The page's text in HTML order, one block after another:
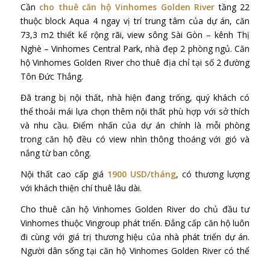
Cần cho thuê căn hộ Vinhomes Golden River tầng 22
thuộc block Aqua 4 ngay vị trí trung tâm của dự án, căn
73,3 m2 thiết kế rộng rãi, view sông Sài Gòn – kênh Thị
Nghè – Vinhomes Central Park, nhà đẹp 2 phòng ngủ. Căn
hộ Vinhomes Golden River cho thuê địa chỉ tại số 2 đường
Tôn Đức Thắng.
Đã trang bị nội thất, nhà hiện đang trống, quý khách có
thể thoải mái lựa chọn thêm nội thất phù hợp với sở thích
và nhu cầu. Điểm nhấn của dự án chính là mỗi phòng
trong căn hộ đều có view nhìn thông thoáng với gió và
nắng từ ban công.
Nội thất cao cấp giá 1900 USD/tháng, có thương lượng
với khách thiện chí thuê lâu dài.
Cho thuê căn hộ Vinhomes Golden River do chủ đầu tư
Vinhomes thuộc Vingroup phát triển. Đẳng cấp căn hộ luôn
đi cùng với giá trị thương hiệu của nhà phát triển dự án.
Người dân sống tại căn hộ Vinhomes Golden River có thể